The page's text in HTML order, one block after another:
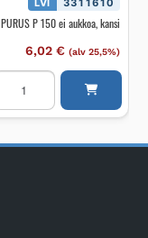
määrä
P 150 ei aukkoa, kansi
6,02 € (alv 25,5%)
kansi